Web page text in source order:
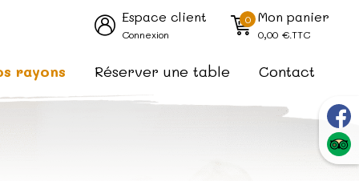
Espace client
Connexion
0 Mon panier
0,00 €.TTC
rayons Réserver une table Contact